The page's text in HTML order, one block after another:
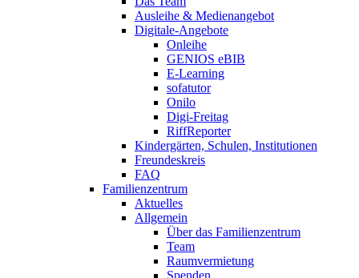
Ausleihe & Medienangebot
Digitale-Angebote
Onleihe
GENIOS eBIB
E-Learning
sofatutor
Onilo
Digi-Freitag
RiffReporter
Kindergärten, Schulen, Institutionen
Freundeskreis
FAQ
Familienzentrum
Aktuelles
Allgemein
Über das Familienzentrum
Team
Raumvermietung
Spenden